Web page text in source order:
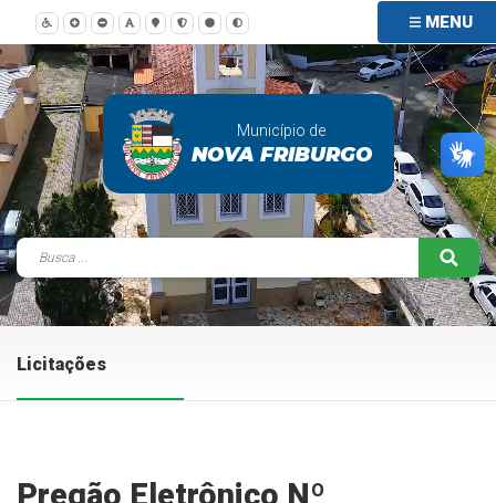
MENU
Município de
NOVA FRIBURGO
Licitações
Pregão Eletrônico Nº